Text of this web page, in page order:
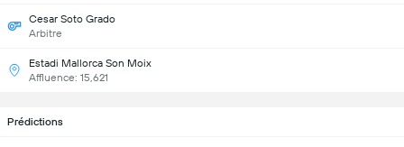
Cesar Soto Grado
Arbitre
Estadi Mallorca Son Moix
Affluence: 15,621
Prédictions